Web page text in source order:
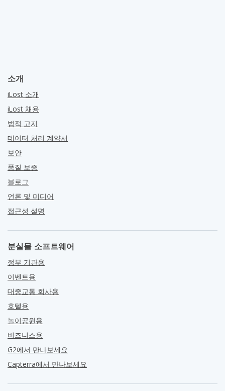
소개
iLost 소개
iLost 채용
법적 고지
데이터 처리 계약서
보안
품질 보증
블로그
언론 및 미디어
접근성 설명
분실물 소프트웨어
정부 기관용
이벤트용
대중교통 회사용
호텔용
놀이공원용
비즈니스용
G2에서 만나보세요
Capterra에서 만나보세요